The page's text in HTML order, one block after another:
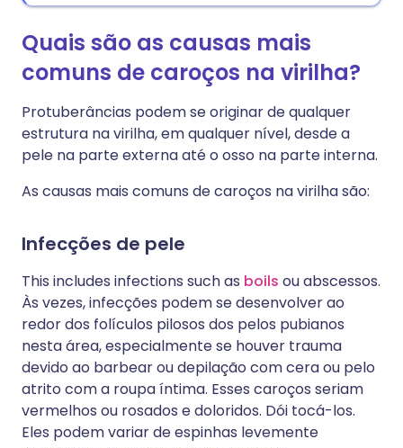
Quais são as causas mais
comuns de caroços na virilha?
Protuberâncias podem se originar de qualquer
estrutura na virilha, em qualquer nível, desde a
pele na parte externa até o osso na parte interna.
As causas mais comuns de caroços na virilha são:
Infecções de pele
This includes infections such as boils ou abscessos.
Às vezes, infecções podem se desenvolver ao
redor dos folículos pilosos dos pelos pubianos
nesta área, especialmente se houver trauma
devido ao barbear ou depilação com cera ou pelo
atrito com a roupa íntima. Esses caroços seriam
vermelhos ou rosados e doloridos. Dói tocá-los.
Eles podem variar de espinhas levemente